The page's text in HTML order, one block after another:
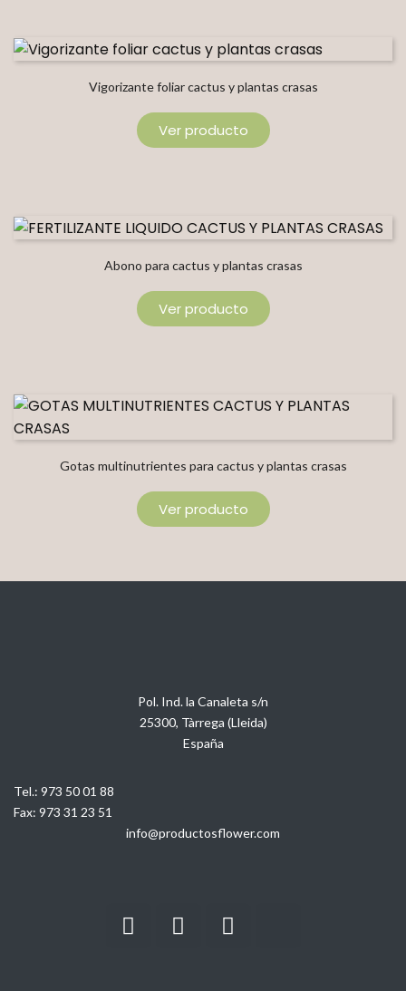
Vigorizante foliar cactus y plantas crasas
Ver producto
Abono para cactus y plantas crasas
Ver producto
Gotas multinutrientes para cactus y plantas crasas
Ver producto
Pol. Ind. la Canaleta s/n
25300, Tàrrega (Lleida)
España
Tel.: 973 50 01 88
Fax: 973 31 23 51
info@productosflower.com